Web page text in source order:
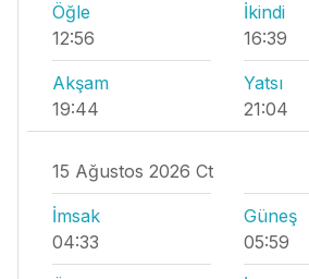
Öğle
12:56
İkindi
16:39
Akşam
19:44
Yatsı
21:04
15 Ağustos 2026 Ct
İmsak
04:33
Güneş
05:59